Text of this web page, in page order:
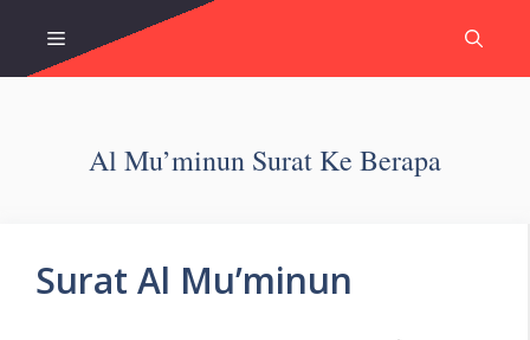
content
Menu
Al Mu’minun Surat Ke Berapa
Surat Al Mu’minun